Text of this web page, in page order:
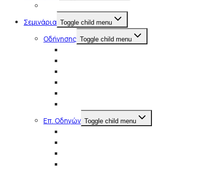
Σεμινάρια Toggle child menu
Οδήγησης Toggle child menu
Επ. Oδηγών Toggle child menu